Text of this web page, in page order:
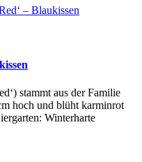
stammt aus der Familie
hoch und blüht karminrot
Winterharte